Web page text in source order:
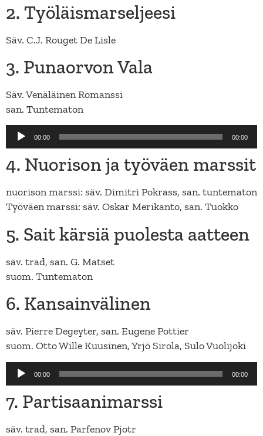
2. Työläismarseljeesi
Säv. C.J. Rouget De Lisle
3. Punaorvon Vala
Säv. Venäläinen Romanssi
san. Tuntematon
Äänitoistin
00:00 00:00
4. Nuorison ja työväen marssit
nuorison marssi: säv. Dimitri Pokrass, san. tuntematon
Työväen marssi: säv. Oskar Merikanto, san. Tuokko
5. Sait kärsiä puolesta aatteen
säv. trad, san. G. Matset
suom. Tuntematon
6. Kansainvälinen
säv. Pierre Degeyter, san. Eugene Pottier
suom. Otto Wille Kuusinen, Yrjö Sirola, Sulo Vuolijoki
Äänitoistin
00:00 00:00
7. Partisaanimarssi
säv. trad, san. Parfenov Pjotr